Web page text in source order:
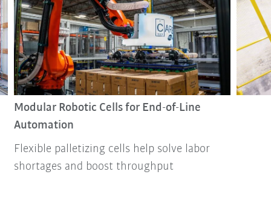
Modular Robotic Cells for End-of-Line
Automation
Flexible palletizing cells help solve labor
shortages and boost throughput